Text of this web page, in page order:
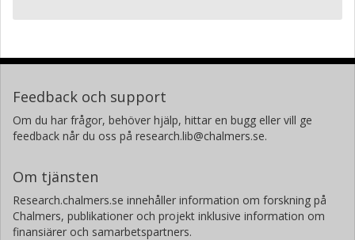
Feedback och support
Om du har frågor, behöver hjälp, hittar en bugg eller vill ge
feedback når du oss på research.lib@chalmers.se.
Om tjänsten
Research.chalmers.se innehåller information om forskning på
Chalmers, publikationer och projekt inklusive information om
finansiärer och samarbetspartners.